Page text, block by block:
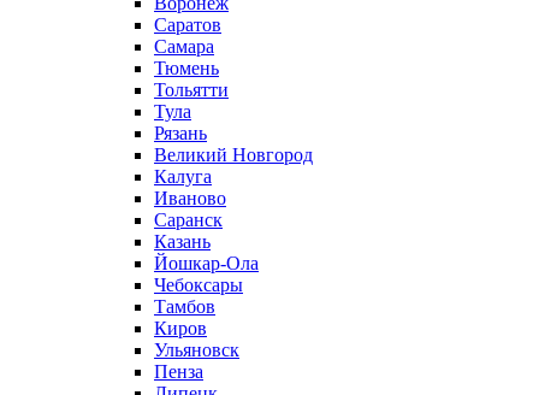
Саратов
Самара
Тюмень
Тольятти
Тула
Рязань
Великий Новгород
Калуга
Иваново
Саранск
Казань
Йошкар-Ола
Чебоксары
Тамбов
Киров
Ульяновск
Пенза